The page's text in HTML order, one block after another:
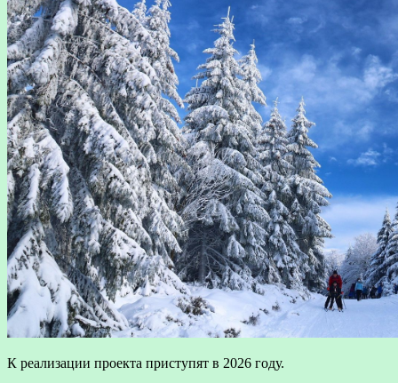
К реализации проекта приступят в 2026 году.